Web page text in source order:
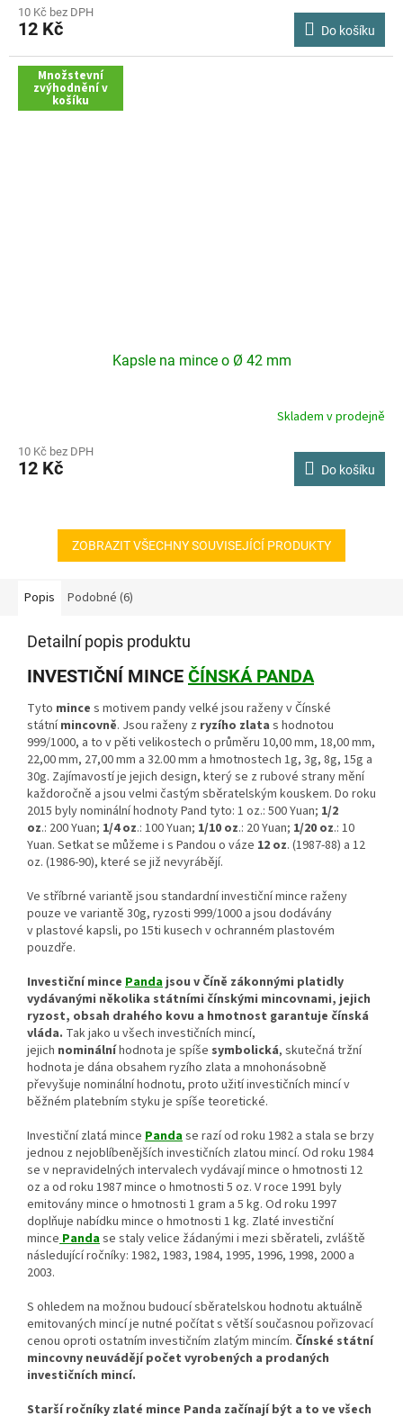
produktu
je
z
hvězdiček.
10 Kč bez DPH
12 Kč Do košíku
Množstevní
zvýhodnění v
košíku
Kapsle na mince o Ø 42 mm
Skladem v prodejně
10 Kč bez DPH
12 Kč Do košíku
ZOBRAZIT VŠECHNY SOUVISEJÍCÍ PRODUKTY
Popis Podobné (6)
Detailní popis produktu
INVESTIČNÍ MINCE ČÍNSKÁ PANDA
Tyto mince s motivem pandy velké jsou raženy v Čínské
státnímincovně. Jsou raženy z ryzího zlata s hodnotou
999/1000, a to v pěti velikostech o průměru 10,00 mm, 18,00 mm,
22,00 mm, 27,00 mm a 32.00 mm a hmotnostech 1g, 3g, 8g, 15g a
30g. Zajímavostí je jejich design, který se z rubové strany mění
každoročně a jsou velmi častým sběratelským kouskem. Do roku
2015 byly nominální hodnoty Pand tyto: 1 oz.: 500 Yuan; 1/2
oz.: 200 Yuan; 1/4 oz.: 100 Yuan; 1/10 oz.: 20 Yuan; 1/20 oz.: 10
Yuan. Setkat se můžeme i s Pandou o váze 12 oz. (1987-88) a 12
oz. (1986-90), které se již nevyrábějí.
Ve stříbrné variantě jsou standardní investiční mince raženy
pouze ve variantě 30g, ryzosti 999/1000 a jsou dodávány
v plastové kapsli, po 15ti kusech v ochranném plastovém
pouzdře.
Investiční mince Pandajsou v Číně zákonnými platidly
vydávanými několika státními čínskými mincovnami, jejich
ryzost, obsah drahého kovu a hmotnost garantuje čínská
vláda. Tak jako u všech investičních mincí,
jejich nominálníhodnota je spíše symbolická, skutečná tržní
hodnota je dána obsahem ryzího zlata a mnohonásobně
převyšuje nominální hodnotu, proto užití investičních mincí v
běžném platebním styku je spíše teoretické.
Investiční zlatá mince Pandase razí od roku 1982 a stala se brzy
jednou z nejoblíbenějších investičních zlatou mincí. Od roku 1984
se v nepravidelných intervalech vydávají mince o hmotnosti 12
oz a od roku 1987 mince o hmotnosti 5 oz. V roce 1991 byly
emitovány mince o hmotnosti 1 gram a 5 kg. Od roku 1997
doplňuje nabídku mince o hmotnosti 1 kg. Zlaté investiční
mince Pandase staly velice žádanými i mezi sběrateli, zvláště
následující ročníky: 1982, 1983, 1984, 1995, 1996, 1998, 2000 a
2003.
S ohledem na možnou budoucí sběratelskou hodnotu aktuálně
emitovaných mincí je nutné počítat s větší současnou pořizovací
cenou oproti ostatním investičním zlatým mincím. Čínské státní
mincovny neuvádějí počet vyrobených a prodaných
investičních mincí.
Starší ročníky zlaté mince Panda začínají být a to ve všech